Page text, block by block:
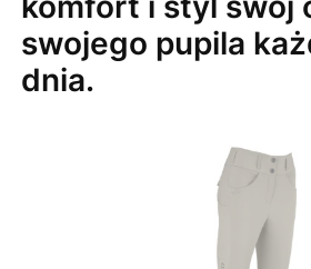
swojego pupila
dnia.